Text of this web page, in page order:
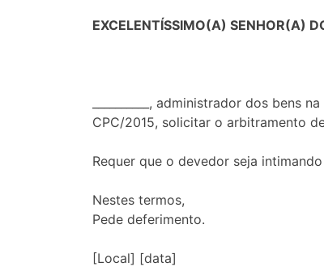
EXCELENTÍSSIMO(A) SENHOR(A)
__________, administrador dos
CPC/2015, solicitar o arbitramento de
Requer que o devedor seja
Nestes termos,
Pede deferimento.
[Local] [data]